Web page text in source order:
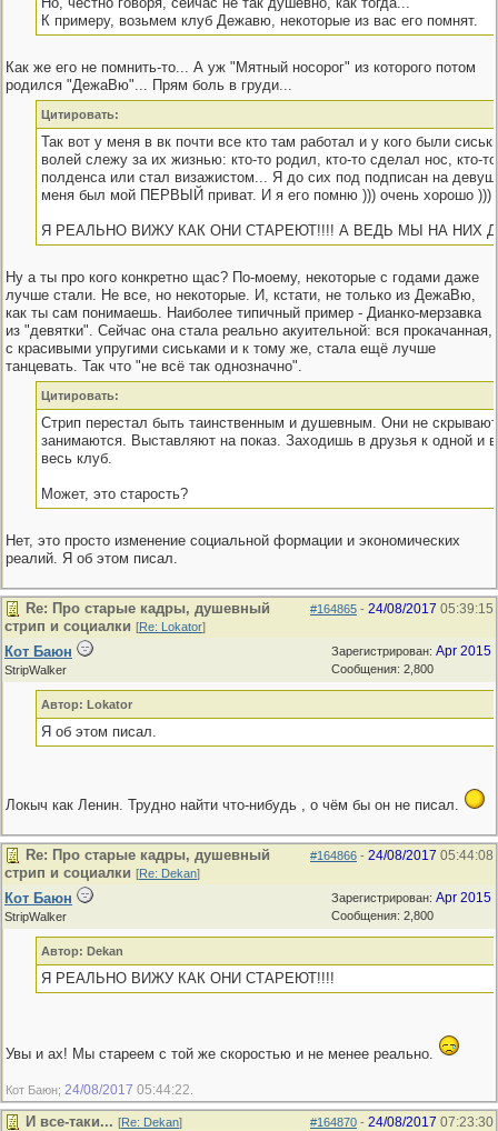
К примеру, возьмем клуб Дежавю, некоторые из вас его помнят.
Как же его не помнить-то... А уж "Мятный носорог" из которого потом
родился "ДежаВю"... Прям боль в груди...
Цитировать:
Так вот у меня в вк почти все кто там работал и у кого были
волей слежу за их жизнью: кто-то родил, кто-то сделал нос, кто-
полденса или стал визажистом... Я до сих под подписан на
меня был мой ПЕРВЫЙ приват. И я его помню ))) очень хорошо )))
Я РЕАЛЬНО ВИЖУ КАК ОНИ СТАРЕЮТ!!!! А ВЕДЬ МЫ НА НИХ
Ну а ты про кого конкретно щас? По-моему, некоторые с годами даже
лучше стали. Не все, но некоторые. И, кстати, не только из ДежаВю,
как ты сам понимаешь. Наиболее типичный пример - Дианко-мерзавка
из "девятки". Сейчас она стала реально акуительной: вся прокачанная,
с красивыми упругими сиськами и к тому же, стала ещё лучше
танцевать. Так что "не всё так однозначно".
Цитировать:
Стрип перестал быть таинственным и душевным. Они не
занимаются. Выставляют на показ. Заходишь в друзья к одной и
весь клуб.
Может, это старость?
Нет, это просто изменение социальной формации и экономических
реалий. Я об этом писал.
#164865 - 24/08/2017 05:39:15
Re: Про старые кадры, душевный
стрип и социалки [Re: Lokator]
Зарегистрирован: Apr 2015
Сообщения: 2,800
Кот Баюн
StripWalker
Автор: Lokator
Я об этом писал.
Локыч как Ленин. Трудно найти что-нибудь , о чём бы он не писал.
#164866 - 24/08/2017 05:44:08
Re: Про старые кадры, душевный
стрип и социалки [Re: Dekan]
Зарегистрирован: Apr 2015
Сообщения: 2,800
Кот Баюн
StripWalker
Автор: Dekan
Я РЕАЛЬНО ВИЖУ КАК ОНИ СТАРЕЮТ!!!!
Увы и ах! Мы стареем с той же скоростью и не менее реально.
Кот Баюн; 24/08/2017 05:44:22
#164870 - 24/08/2017 07:23:30
И все-таки... [Re: Dekan]